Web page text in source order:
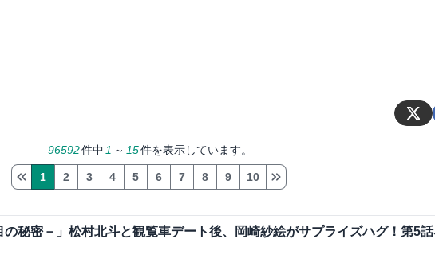
96592件中 1 ～ 15件を表示しています。
1 2 3 4 5 6 7 8 9 10
の秘密－」松村北斗と観覧車デート後、岡崎紗絵がサプライズハグ！第5話